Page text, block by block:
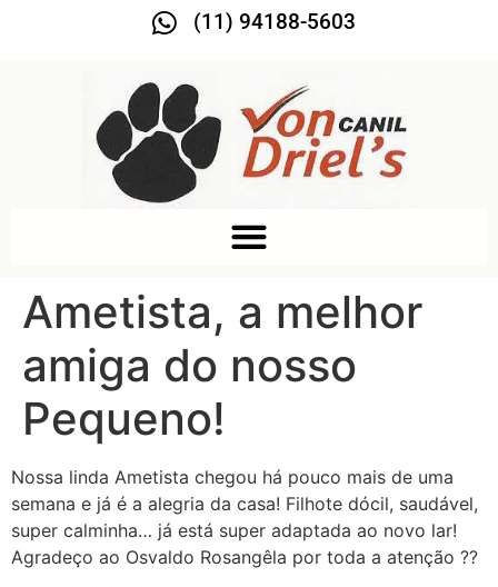
(11) 94188-5603
Ametista, a melhor
amiga do nosso
Pequeno!
Nossa linda Ametista chegou há pouco mais de uma
semana e já é a alegria da casa! Filhote dócil, saudável,
super calminha… já está super adaptada ao novo lar!
Agradeço ao Osvaldo Rosangêla por toda a atenção ??